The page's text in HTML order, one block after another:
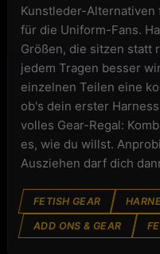
Kunstleder-
für die Uniform-Fans.
Größen, die sitzen statt
jedem Tragen besser
einzelnen Teilen eine
ob's dein erster
volles Gear-Regal:
es, wie du willst.
Ausziehen darf dich
FETISH GEAR
ADD ONS & GEAR